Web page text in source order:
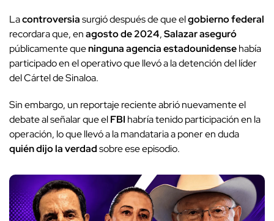
Lacontroversiasurgió después de que elgobierno federal
recordara que, enagosto de 2024,Salazar aseguró
públicamente queninguna agencia estadounidensehabía
participado en el operativo que llevó a la detención del líder
del Cártel de Sinaloa.
Sin embargo, un reportaje reciente abrió nuevamente el
debate al señalar que elFBI habría tenido participación en la
operación, lo que llevó a la mandataria a poner en duda
quién dijo la verdadsobre ese episodio.